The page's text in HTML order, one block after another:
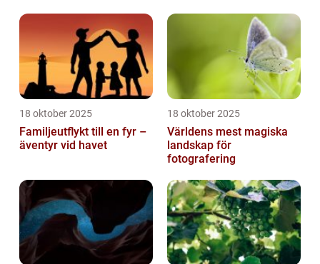
18 oktober 2025
Familjeutflykt till en fyr –
äventyr vid havet
18 oktober 2025
Världens mest magiska
landskap för
fotografering